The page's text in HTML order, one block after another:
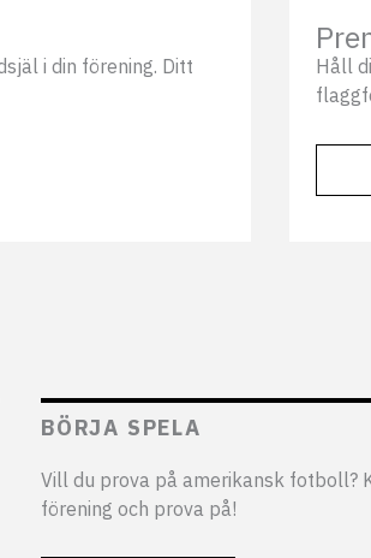
i din förening. Ditt
Håll
BÖRJA SPELA
Vill du prova på amerikansk fotboll?
förening och prova på!